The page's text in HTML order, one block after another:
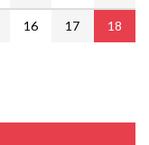
16 17
18